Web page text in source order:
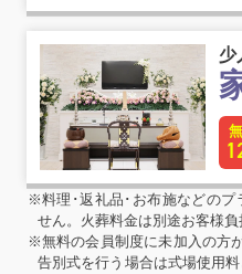
少
※料理･返礼品･お布施などのプ
せん。火葬料金は別途お客様負
※無料の会員制度に未加入の方
告別式を行う場合は式場使用